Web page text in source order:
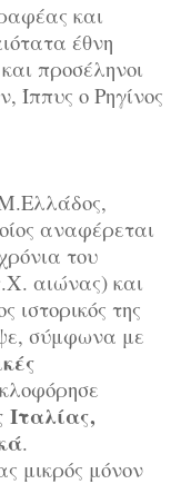
και
έθνη
προσέληνοι
Ίππυς ο Ρηγίνος
αναφέρεται
του
αιώνας) και
ιστορικός της
σύμφωνα με
Ιταλίας,
.
μικρός μόνον